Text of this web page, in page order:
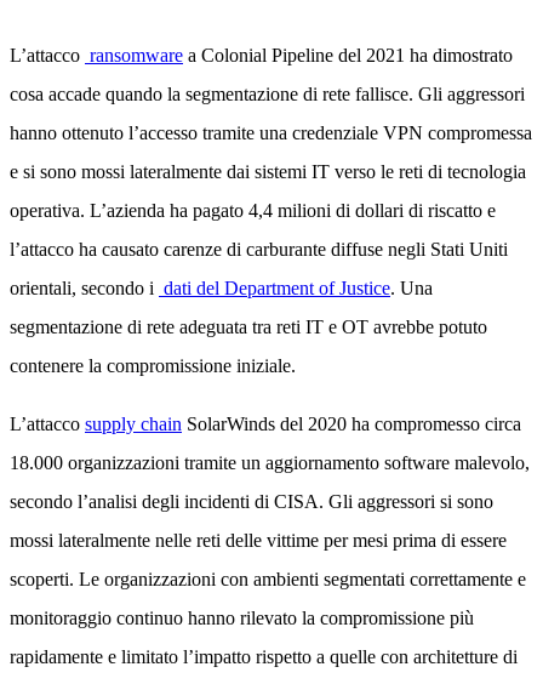
L’attacco ransomware a Colonial Pipeline del 2021 ha dimostrato
cosa accade quando la segmentazione di rete fallisce. Gli aggressori
hanno ottenuto l’accesso tramite una credenziale VPN compromessa
e si sono mossi lateralmente dai sistemi IT verso le reti di tecnologia
operativa. L’azienda ha pagato 4,4 milioni di dollari di riscatto e
l’attacco ha causato carenze di carburante diffuse negli Stati Uniti
orientali, secondo i dati del Department of Justice. Una
segmentazione di rete adeguata tra reti IT e OT avrebbe potuto
contenere la compromissione iniziale.
L’attacco supply chain SolarWinds del 2020 ha compromesso circa
18.000 organizzazioni tramite un aggiornamento software malevolo,
secondo l’analisi degli incidenti di CISA. Gli aggressori si sono
mossi lateralmente nelle reti delle vittime per mesi prima di essere
scoperti. Le organizzazioni con ambienti segmentati correttamente e
monitoraggio continuo hanno rilevato la compromissione più
rapidamente e limitato l’impatto rispetto a quelle con architetture di